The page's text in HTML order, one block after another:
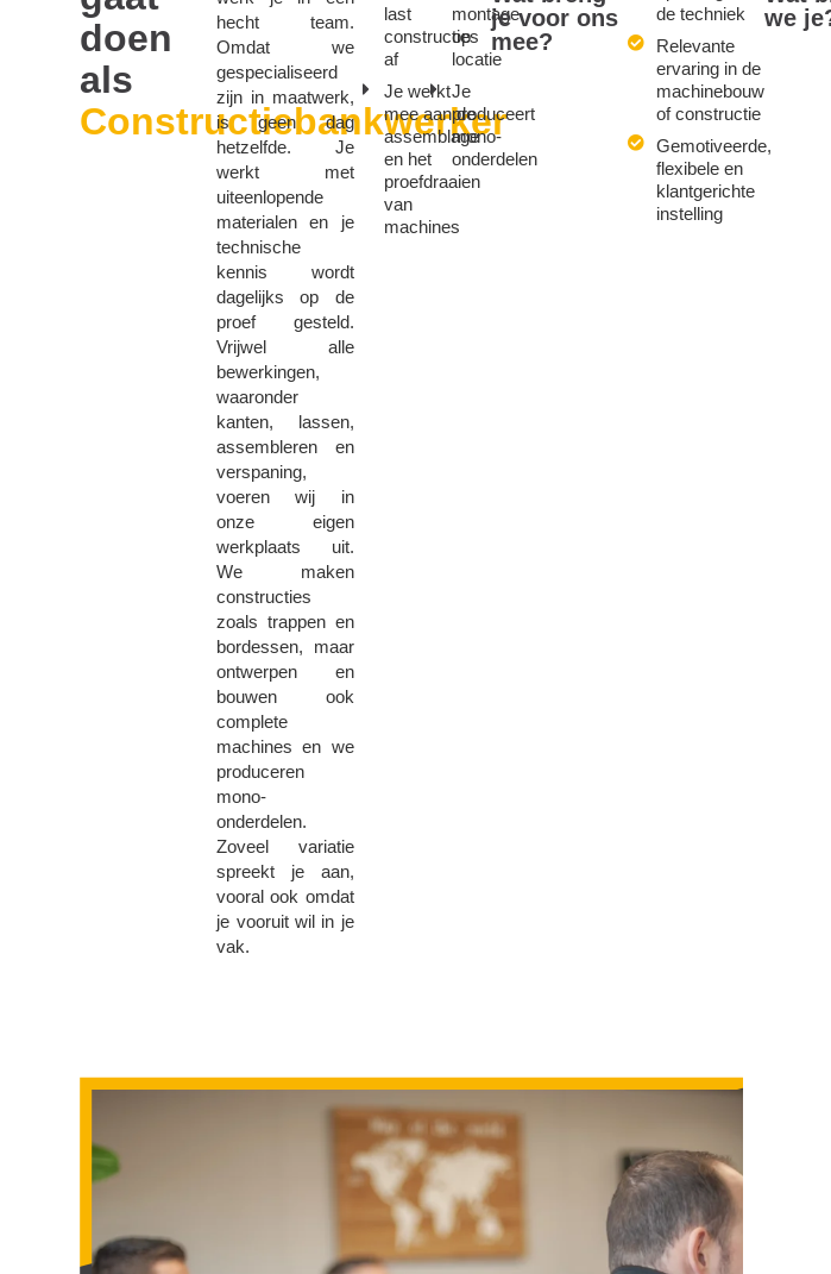
doen
als
Constructiebankwerker
hecht team.
Omdat we
gespecialiseerd
zijn in maatwerk,
is geen dag
hetzelfde. Je
werkt met
uiteenlopende
materialen en je
technische
kennis wordt
dagelijks op de
proef gesteld.
Vrijwel alle
bewerkingen,
waaronder
kanten, lassen,
assembleren en
verspaning,
voeren wij in
onze eigen
werkplaats uit.
We maken
constructies
zoals trappen en
bordessen, maar
ontwerpen en
bouwen ook
complete
machines en we
produceren
mono-
onderdelen.
Zoveel variatie
spreekt je aan,
vooral ook omdat
je vooruit wil in je
vak.
last
constructies
af
Je werkt
mee aan de
assemblage
en het
proefdraaien
van
machines
montage
op
locatie
Je
produceert
mono-
onderdelen
je voor ons
mee?
de techniek
Relevante
ervaring in de
machinebouw
of constructie
Gemotiveerde,
flexibele en
klantgerichte
instelling
we